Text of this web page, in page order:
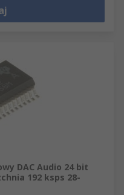
DAC Audio 24 bit
192 ksps 28-